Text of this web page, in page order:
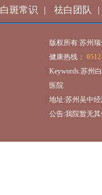
白斑常识 | 祛白团队 |
版权所有:苏州
健康热线：
Keywords:苏州
医院
地址:苏州吴中
公告:我院暂无